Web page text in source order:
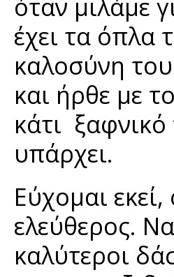
όταν μιλάμε
έχει τα όπλα
καλοσύνη
και ήρθε με
κάτι
υπάρχει.
Εύχομαι
ελεύθερος.
καλύτεροι